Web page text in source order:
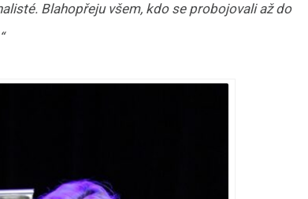
Blahopřeju všem, kdo se probojovali až do